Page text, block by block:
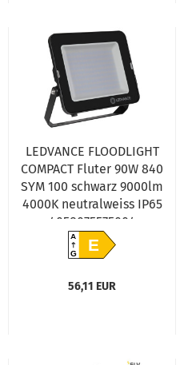
LEDVANCE FLOODLIGHT
COMPACT Fluter 90W 840
SYM 100 schwarz 9000lm
4000K neutralweiss IP65
4058075575004
A
GE
56,11 EUR